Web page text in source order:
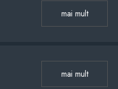
mai mult
mai mult